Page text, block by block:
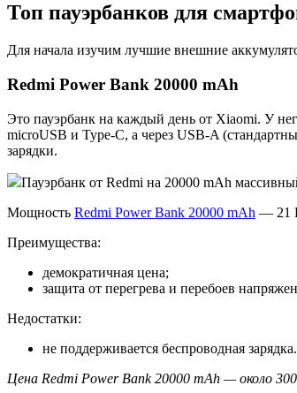
Топ пауэрбанков для
Для начала изучим лучшие внешние
Redmi Power Bank 20000 mAh
Это пауэрбанк на каждый день от Xiaomi. У
microUSB и Type-C, а через USB-A
зарядки.
Пауэрбанк от Redmi на 20000 mAh
Мощность Redmi Power Bank 20000 mAh — 21
Преимущества:
демократичная цена;
защита от перегрева и перебоев
Недостатки:
не поддерживается беспроводная зарядка.
Цена Redmi Power Bank 20000 mAh — около